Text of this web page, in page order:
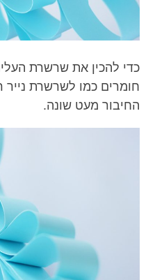
כדי להכין את שרשרת
חומרים כמו לשרשרת
החיבור מעט שונה.